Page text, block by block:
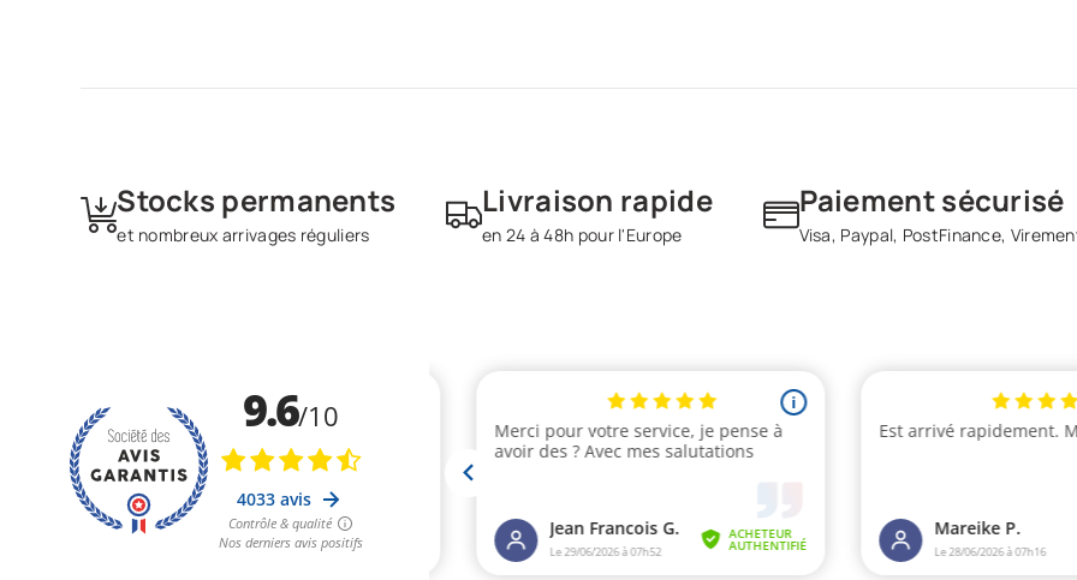
Stocks permanents
et nombreux arrivages réguliers
Livraison rapide
en 24 à 48h pour l'Europe
Paiement sécurisé
Visa, Paypal, PostFinance,